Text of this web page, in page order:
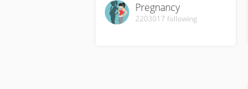
Pregnancy
2203017 following